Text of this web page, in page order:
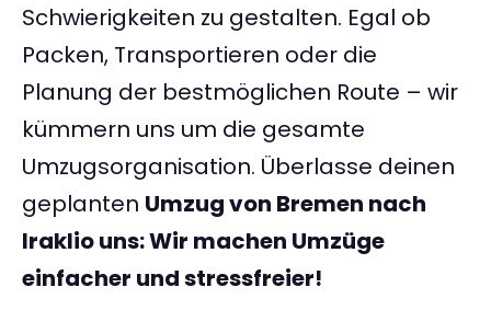
Schwierigkeiten zu gestalten. Egal ob
Packen, Transportieren oder die
Planung der bestmöglichen Route – wir
kümmern uns um die gesamte
Umzugsorganisation. Überlasse deinen
geplanten Umzug von Bremen nach
Irakliouns: Wir machen Umzüge
einfacher und stressfreier!